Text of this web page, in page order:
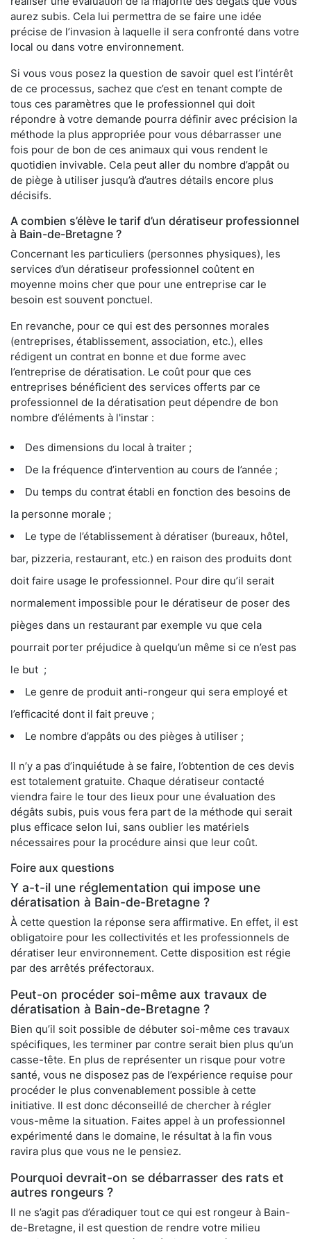
aurez subis. Cela lui permettra de se faire une idée
précise de l’invasion à laquelle il sera confronté dans votre
local ou dans votre environnement.
Si vous vous posez la question de savoir quel est l’intérêt
de ce processus, sachez que c’est en tenant compte de
tous ces paramètres que le professionnel qui doit
répondre à votre demande pourra définir avec précision la
méthode la plus appropriée pour vous débarrasser une
fois pour de bon de ces animaux qui vous rendent le
quotidien invivable. Cela peut aller du nombre d’appât ou
de piège à utiliser jusqu’à d’autres détails encore plus
décisifs.
A combien s’élève le tarif d’un dératiseur professionnel
à Bain-de-Bretagne ?
Concernant les particuliers (personnes physiques), les
services d’un dératiseur professionnel coûtent en
moyenne moins cher que pour une entreprise car le
besoin est souvent ponctuel.
En revanche, pour ce qui est des personnes morales
(entreprises, établissement, association, etc.), elles
rédigent un contrat en bonne et due forme avec
l’entreprise de dératisation. Le coût pour que ces
entreprises bénéficient des services offerts par ce
professionnel de la dératisation peut dépendre de bon
nombre d’éléments à l'instar :
Des dimensions du local à traiter ;
De la fréquence d’intervention au cours de l’année ;
Du temps du contrat établi en fonction des besoins de
la personne morale ;
Le type de l’établissement à dératiser (bureaux, hôtel,
bar, pizzeria, restaurant, etc.) en raison des produits dont
doit faire usage le professionnel. Pour dire qu’il serait
normalement impossible pour le dératiseur de poser des
pièges dans un restaurant par exemple vu que cela
pourrait porter préjudice à quelqu’un même si ce n’est pas
le but ;
Le genre de produit anti-rongeur qui sera employé et
l’efficacité dont il fait preuve ;
Le nombre d’appâts ou des pièges à utiliser ;
Il n’y a pas d’inquiétude à se faire, l’obtention de ces devis
est totalement gratuite. Chaque dératiseur contacté
viendra faire le tour des lieux pour une évaluation des
dégâts subis, puis vous fera part de la méthode qui serait
plus efficace selon lui, sans oublier les matériels
nécessaires pour la procédure ainsi que leur coût.
Foire aux questions
Y a-t-il une réglementation qui impose une
dératisation à Bain-de-Bretagne ?
À cette question la réponse sera affirmative. En effet, il est
obligatoire pour les collectivités et les professionnels de
dératiser leur environnement. Cette disposition est régie
par des arrêtés préfectoraux.
Peut-on procéder soi-même aux travaux de
dératisation à Bain-de-Bretagne ?
Bien qu’il soit possible de débuter soi-même ces travaux
spécifiques, les terminer par contre serait bien plus qu’un
casse-tête. En plus de représenter un risque pour votre
santé, vous ne disposez pas de l’expérience requise pour
procéder le plus convenablement possible à cette
initiative. Il est donc déconseillé de chercher à régler
vous-même la situation. Faites appel à un professionnel
expérimenté dans le domaine, le résultat à la fin vous
ravira plus que vous ne le pensiez.
Pourquoi devrait-on se débarrasser des rats et
autres rongeurs ?
Il ne s’agit pas d’éradiquer tout ce qui est rongeur à Bain-
de-Bretagne, il est question de rendre votre milieu